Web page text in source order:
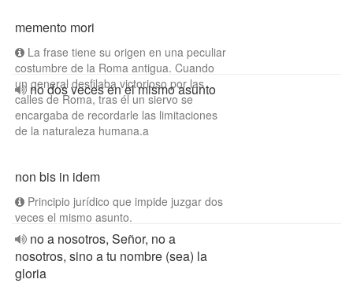
memento mori
La frase tiene su origen en una peculiar
costumbre de la Roma antigua. Cuando
un general desfilaba victorioso por las
calles de Roma, tras él un siervo se
encargaba de recordarle las limitaciones
de la naturaleza humana.a
no dos veces en el mismo asunto
non bis in idem
Principio jurídico que impide juzgar dos
veces el mismo asunto.
no a nosotros, Señor, no a
nosotros, sino a tu nombre (sea) la
gloria